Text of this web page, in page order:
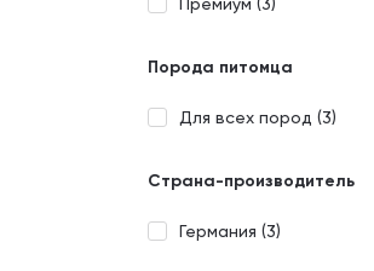
Порода питомца
Для всех пород (3)
Страна-производитель
Германия (3)